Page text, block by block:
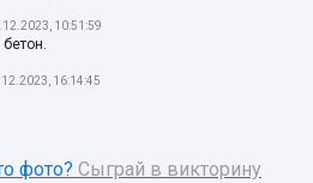
10:51:59
16:14:45
фото? Сыграй в викторину